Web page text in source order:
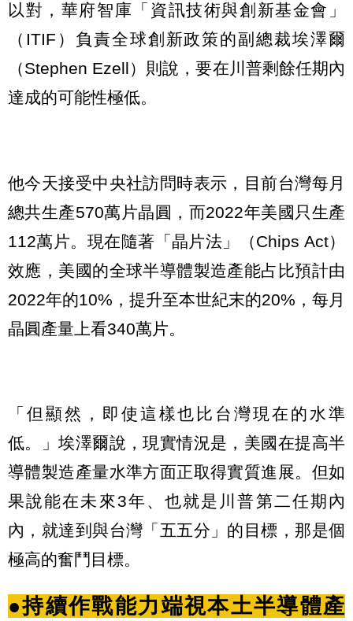
以對，華府智庫「資訊技術與創新基金會」
（ITIF）負責全球創新政策的副總裁埃澤爾
（Stephen Ezell）則說，要在川普剩餘任期內
達成的可能性極低。
他今天接受中央社訪問時表示，目前台灣每月
總共生產570萬片晶圓，而2022年美國只生產
112萬片。現在隨著「晶片法」（Chips Act）
效應，美國的全球半導體製造產能占比預計由
2022年的10%，提升至本世紀末的20%，每月
晶圓產量上看340萬片。
「但顯然，即使這樣也比台灣現在的水準
低。」埃澤爾說，現實情況是，美國在提高半
導體製造產量水準方面正取得實質進展。但如
果說能在未來3年、也就是川普第二任期內
內，就達到與台灣「五五分」的目標，那是個
極高的奮鬥目標。
●持續作戰能力端視本土半導體產